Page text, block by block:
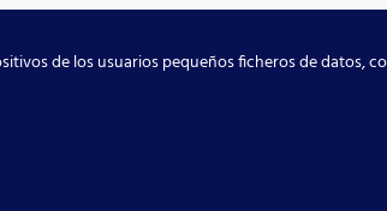
de los usuarios pequeños ficheros de datos,